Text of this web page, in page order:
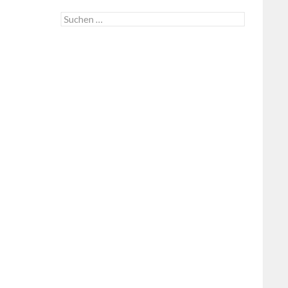
Suchen
nach: